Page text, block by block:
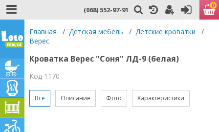
(068) 552-97-91 0
Главная / Детская мебель / Детские кроватки
/
Верес
Кроватка Верес "Соня" ЛД-9 (белая)
Код 1170
Все Описание Фото Характеристики